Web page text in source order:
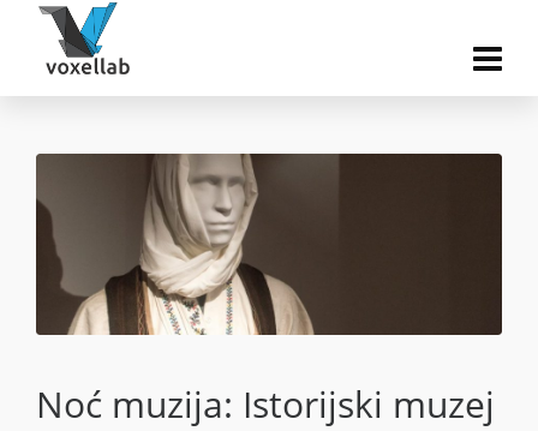
Noć muzija: Istorijski muzej